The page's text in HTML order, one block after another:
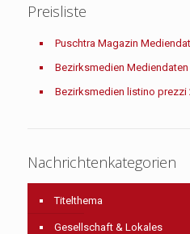
Preisliste
Puschtra Magazin
Bezirksmedien Mediendaten
Bezirksmedien listino prezzi
Nachrichtenkategorien
Titelthema
Gesellschaft & Lokales